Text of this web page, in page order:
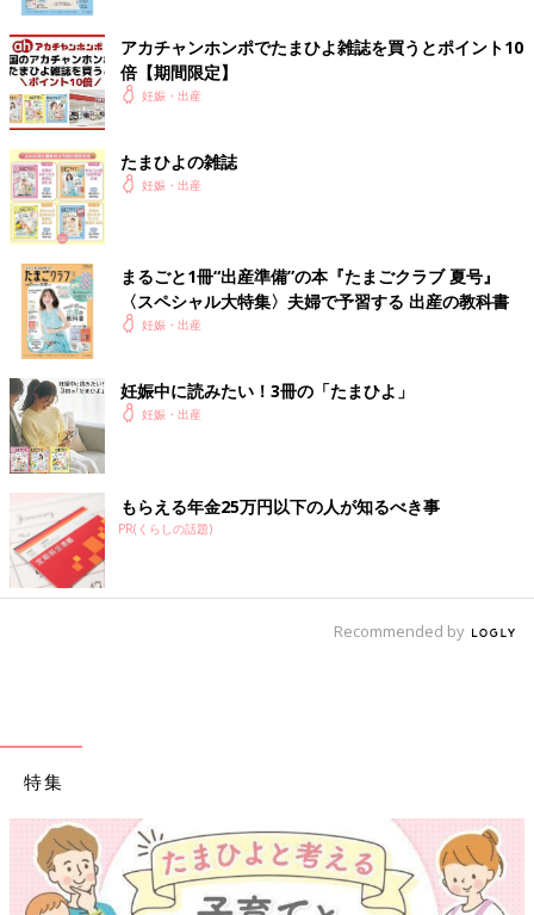
アカチャンホンポでたまひよ雑誌を買うとポイント10
倍【期間限定】
妊娠・出産
たまひよの雑誌
妊娠・出産
まるごと1冊“出産準備”の本『たまごクラブ 夏号』
〈スペシャル大特集〉夫婦で予習する 出産の教科書
妊娠・出産
妊娠中に読みたい！3冊の「たまひよ」
妊娠・出産
もらえる年金25万円以下の人が知るべき事
PR(くらしの話題)
Recommended by
特集